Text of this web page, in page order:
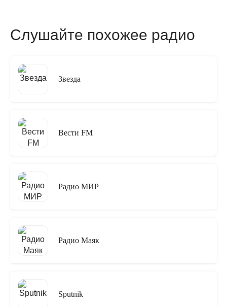
Слушайте похожее радио
Звезда
Вести FM
Радио МИР
Радио Маяк
Sputnik